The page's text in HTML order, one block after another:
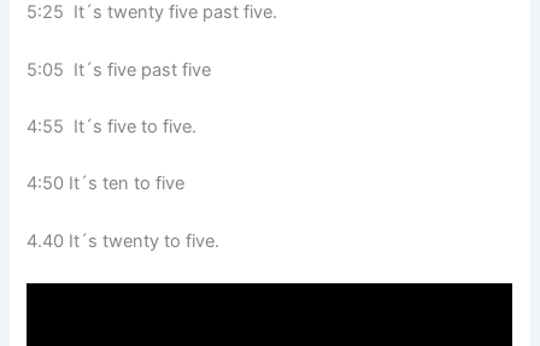
5:25 It´s twenty five past five.
5:05 It´s five past five
4:55 It´s five to five.
4:50 It´s ten to five
4.40 It´s twenty to five.